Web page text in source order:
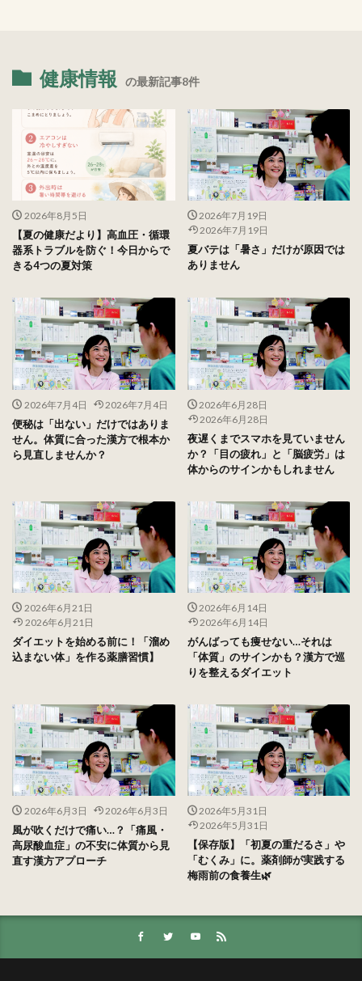
健康情報 の最新記事8件
2026年8月5日
【夏の健康だより】高血圧・循環
器系トラブルを防ぐ！今日からで
きる4つの夏対策
2026年7月19日
2026年7月19日
夏バテは「暑さ」だけが原因では
ありません
2026年7月4日 2026年7月4日
便秘は「出ない」だけではありま
せん。体質に合った漢方で根本か
ら見直しませんか？
2026年6月28日
2026年6月28日
夜遅くまでスマホを見ていません
か？「目の疲れ」と「脳疲労」は
体からのサインかもしれません
2026年6月21日
2026年6月21日
ダイエットを始める前に！「溜め
込まない体」を作る薬膳習慣】
2026年6月14日
2026年6月14日
がんばっても痩せない…それは
「体質」のサインかも？漢方で巡
りを整えるダイエット
2026年6月3日 2026年6月3日
風が吹くだけで痛い…？「痛風・
高尿酸血症」の不安に体質から見
直す漢方アプローチ
2026年5月31日
2026年5月31日
【保存版】「初夏の重だるさ」や
「むくみ」に。薬剤師が実践する
梅雨前の食養生🌿